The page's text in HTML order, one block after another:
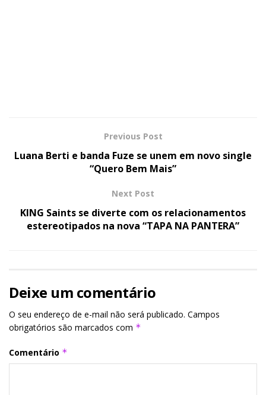
Previous Post
Luana Berti e banda Fuze se unem em novo single
“Quero Bem Mais”
Next Post
KING Saints se diverte com os relacionamentos
estereotipados na nova “TAPA NA PANTERA”
Deixe um comentário
O seu endereço de e-mail não será publicado. Campos
obrigatórios são marcados com *
Comentário *